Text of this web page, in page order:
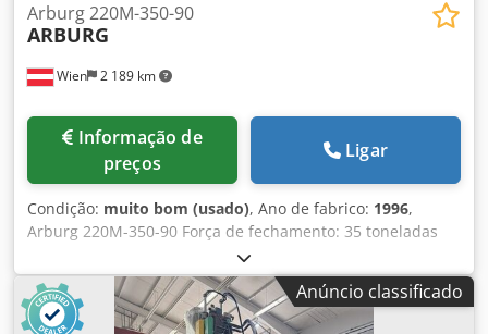
Wien 2 189 km
Arburg 220M-350-90
ARBURG
preços
Ligar
Condição: muito bom (usado), Ano de fabrico: 1996,
Arburg 220M-350-90 Força de fechamento: 35 toneladas
Crsdpex Nwi Isfx Apvsf Ano de fabricação: 1996 Diâmetro
do fuso: 20 mm Distância entre barras de amarração:
22x22
Anúncio classificado